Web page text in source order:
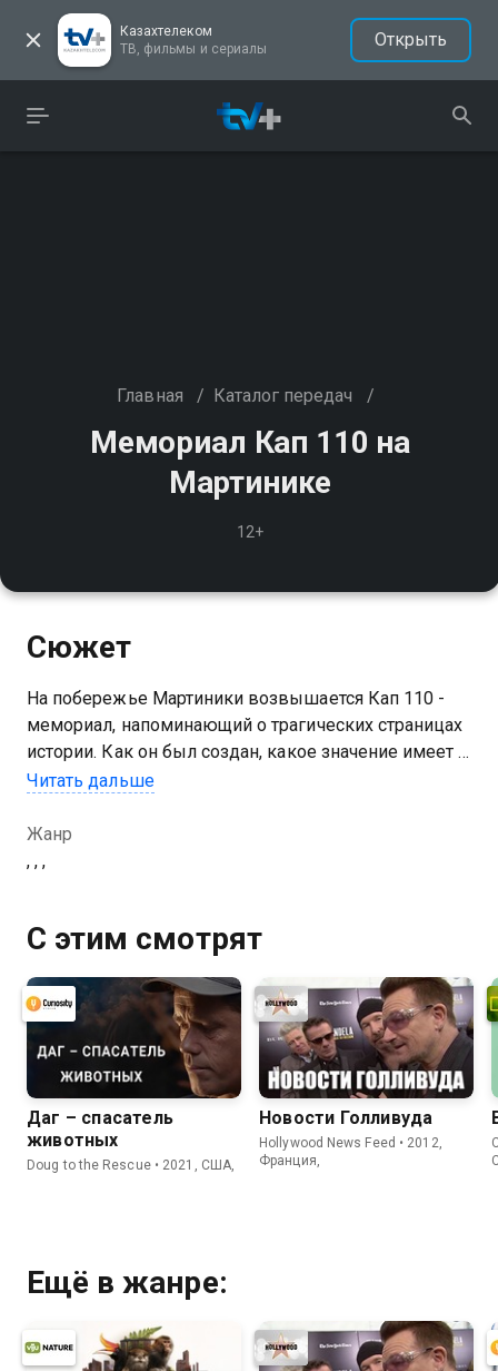
Казахтелеком
ТВ, фильмы и сериалы
Открыть
Главная / Каталог передач /
Мемориал Кап 110 на
Мартинике
12+
Сюжет
На побережье Мартиники возвышается Кап 110 -
мемориал, напоминающий о трагических страницах
истории. Как он был создан, какое значение имеет и
почему остаётся важным символом памяти?
Читать дальше
Жанр
, , ,
С этим смотрят
Даг – спасатель
животных
Doug to the Rescue • 2021, США,
Новости Голливуда
Hollywood News Feed • 2012,
Франция,
Ещё в жанре: